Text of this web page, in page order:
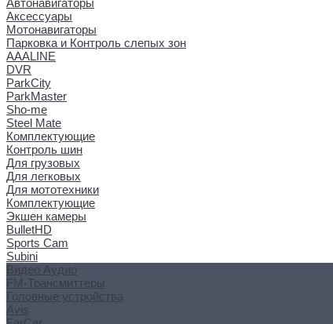
Аксессуары
Мотонавигаторы
Парковка и Контроль слепых зон
AAALINE
DVR
ParkCity
ParkMaster
Sho-me
Steel Mate
Комплектующие
Контроль шин
Для грузовых
Для легковых
Для мототехники
Комплектующие
Экшен камеры
BulletHD
Sports Cam
Subini
Видео Аудио
FM-Трансмиттеры
Головные устройства
Avis